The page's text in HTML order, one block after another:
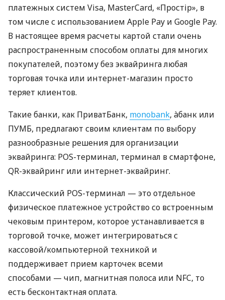
платежных систем Visa, MasterCard, «Простір», в
том числе с использованием Apple Pay и Google Pay.
В настоящее время расчеты картой стали очень
распространенным способом оплаты для многих
покупателей, поэтому без эквайринга любая
торговая точка или интернет-магазин просто
теряет клиентов.
Такие банки, как ПриватБанк, monobank, àбанк или
ПУМБ, предлагают своим клиентам по выбору
разнообразные решения для организации
эквайринга: POS-терминал, терминал в смартфоне,
QR-эквайринг или интернет-эквайринг.
Классический POS-терминал — это отдельное
физическое платежное устройство со встроенным
чековым принтером, которое устанавливается в
торговой точке, может интегрироваться с
кассовой/компьютерной техникой и
поддерживает прием карточек всеми
способами — чип, магнитная полоса или NFC, то
есть бесконтактная оплата.